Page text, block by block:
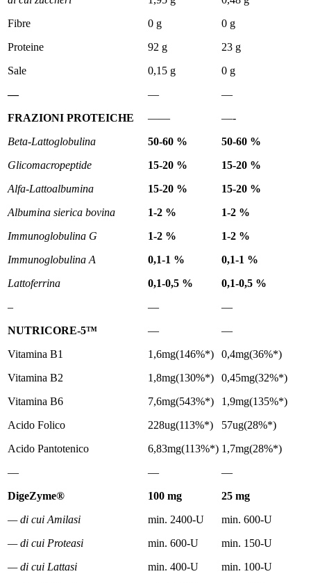
Fibre
Proteine
Sale
—
FRAZIONI PROTEICHE
Beta-Lattoglobulina
Glicomacropeptide
Alfa-Lattoalbumina
Albumina sierica bovina
Immunoglobulina G
Immunoglobulina A
Lattoferrina
–
NUTRICORE-5™
Vitamina B1
Vitamina B2
Vitamina B6
Acido Folico
Acido Pantotenico
—
DigeZyme®
— di cui Amilasi
— di cui Proteasi
— di cui Lattasi
0 g
92 g
0,15 g
—
——
50-60 %
15-20 %
15-20 %
1-2 %
1-2 %
0,1-1 %
0,1-0,5 %
—
—
1,6mg(146%*)
1,8mg(130%*)
7,6mg(543%*)
228ug(113%*)
6,83mg(113%*)
—
100 mg
min. 2400-U
min. 600-U
min. 400-U
0 g
23 g
0 g
—
—-
50-60 %
15-20 %
15-20 %
1-2 %
1-2 %
0,1-1 %
0,1-0,5 %
—
—
0,4mg(36%*)
0,45mg(32%*)
1,9mg(135%*)
57ug(28%*)
1,7mg(28%*)
—
25 mg
min. 600-U
min. 150-U
min. 100-U